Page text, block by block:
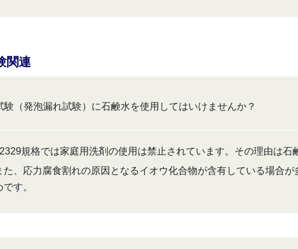
関連
験（発泡漏れ試験）に石鹸水を使用してはいけませんか？
規格では家庭用洗剤の使用は禁止されています。その理由は石
た、応力腐食割れの原因となるイオウ化合物が含有している場合
す。